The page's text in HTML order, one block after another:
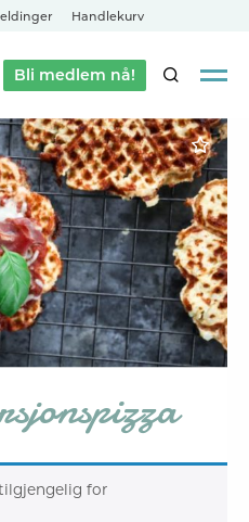
Handlekurv
Bli medlem nå!SØK
for